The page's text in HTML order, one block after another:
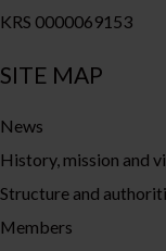
SITE MAP
News
History, mission and
Structure and
Members
KRS 0000069153